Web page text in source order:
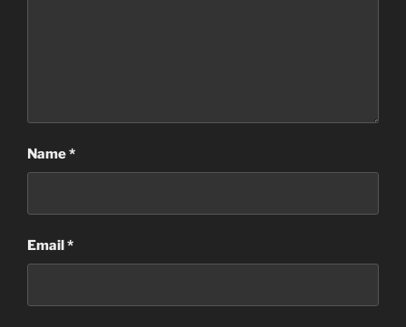
Name*
Email *